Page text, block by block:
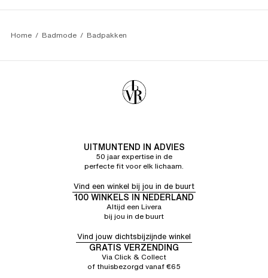
Home Badmode Badpakken
UITMUNTEND IN ADVIES
50 jaar expertise in de
perfecte fit voor elk lichaam.
Vind een winkel bij jou in de buurt
100 WINKELS IN NEDERLAND
Altijd een Livera
bij jou in de buurt
Vind jouw dichtsbijzijnde winkel
GRATIS VERZENDING
Via Click & Collect
of thuisbezorgd vanaf €65